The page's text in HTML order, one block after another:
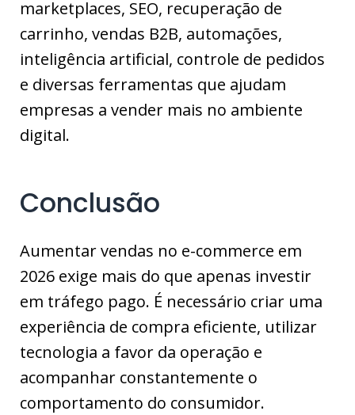
marketplaces, SEO, recuperação de
carrinho, vendas B2B, automações,
inteligência artificial, controle de pedidos
e diversas ferramentas que ajudam
empresas a vender mais no ambiente
digital.
Conclusão
Aumentar vendas no e-commerce em
2026 exige mais do que apenas investir
em tráfego pago. É necessário criar uma
experiência de compra eficiente, utilizar
tecnologia a favor da operação e
acompanhar constantemente o
comportamento do consumidor.